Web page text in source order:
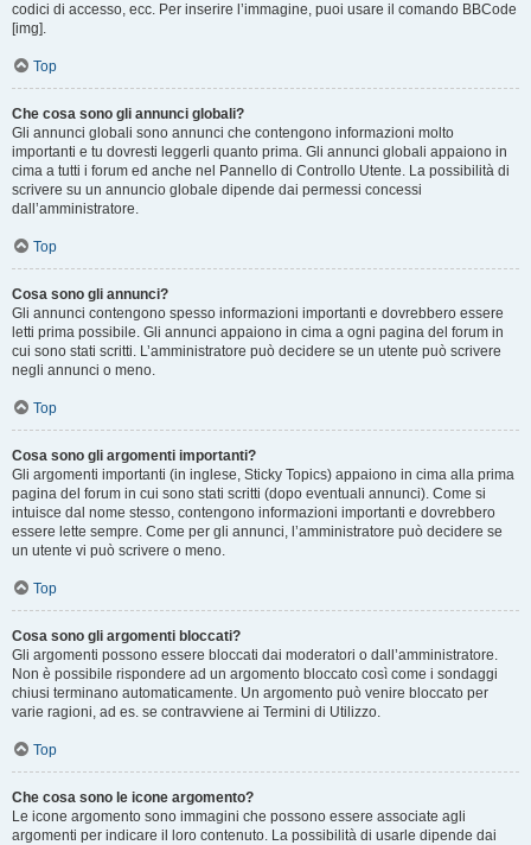
codici di accesso, ecc. Per inserire l’immagine, puoi usare il comando BBCode
[img].
Top
Che cosa sono gli annunci globali?
Gli annunci globali sono annunci che contengono informazioni molto
importanti e tu dovresti leggerli quanto prima. Gli annunci globali appaiono in
cima a tutti i forum ed anche nel Pannello di Controllo Utente. La possibilità di
scrivere su un annuncio globale dipende dai permessi concessi
dall’amministratore.
Top
Cosa sono gli annunci?
Gli annunci contengono spesso informazioni importanti e dovrebbero essere
letti prima possibile. Gli annunci appaiono in cima a ogni pagina del forum in
cui sono stati scritti. L’amministratore può decidere se un utente può scrivere
negli annunci o meno.
Top
Cosa sono gli argomenti importanti?
Gli argomenti importanti (in inglese, Sticky Topics) appaiono in cima alla prima
pagina del forum in cui sono stati scritti (dopo eventuali annunci). Come si
intuisce dal nome stesso, contengono informazioni importanti e dovrebbero
essere lette sempre. Come per gli annunci, l’amministratore può decidere se
un utente vi può scrivere o meno.
Top
Cosa sono gli argomenti bloccati?
Gli argomenti possono essere bloccati dai moderatori o dall’amministratore.
Non è possibile rispondere ad un argomento bloccato così come i sondaggi
chiusi terminano automaticamente. Un argomento può venire bloccato per
varie ragioni, ad es. se contravviene ai Termini di Utilizzo.
Top
Che cosa sono le icone argomento?
Le icone argomento sono immagini che possono essere associate agli
argomenti per indicare il loro contenuto. La possibilità di usarle dipende dai